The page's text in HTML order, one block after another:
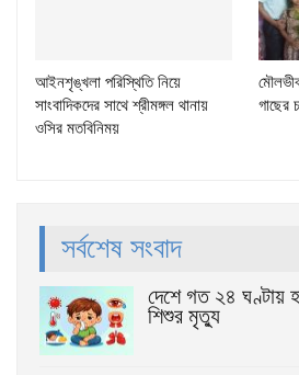
আইনশৃঙ্খলা পরিস্থিতি নিয়ে
সাংবাদিকদের সাথে শ্রীমঙ্গল থানায়
ওসির মতবিনিময়
গাছের
সর্বশেষ সংবাদ
দেশে গত ২৪ ঘণ্টায়
শিশুর মৃত্যু